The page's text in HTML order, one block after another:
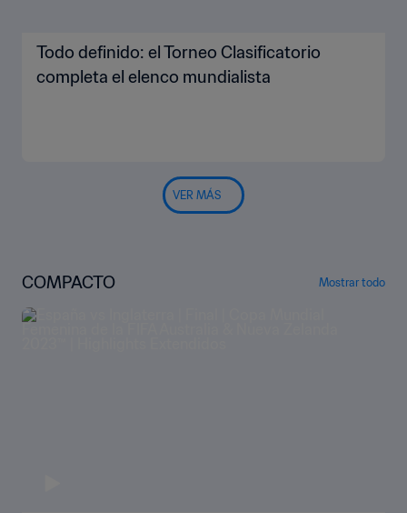
Todo definido: el Torneo Clasificatorio
completa el elenco mundialista
VER MÁS
COMPACTO Mostrar todo